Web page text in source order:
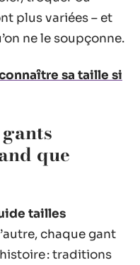
plus variées – et
ne le soupçonne.
sa taille si
que
tailles
chaque gant
: traditions